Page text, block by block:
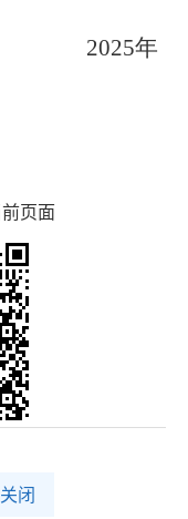
2025年
页面
关闭